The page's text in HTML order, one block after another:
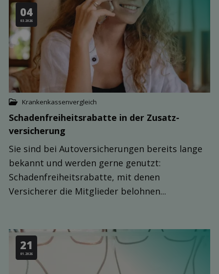
04
03.2026
Krankenkassenvergleich
Schaden­freiheits­rabatte in der Zusatz­
versicherung
Sie sind bei Autoversicherungen bereits lange
bekannt und werden gerne genutzt:
Schadenfreiheitsrabatte, mit denen
Versicherer die Mitglieder belohnen...
21
01.2026